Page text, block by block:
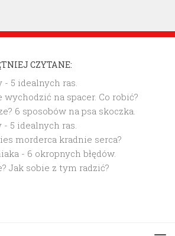
CZYTANE:
5 idealnych ras.
na spacer. Co robić?
6 sposobów na psa skoczka.
- 5 idealnych ras.
morderca kradnie serca?
- 6 okropnych błędów.
Jak sobie z tym radzić?